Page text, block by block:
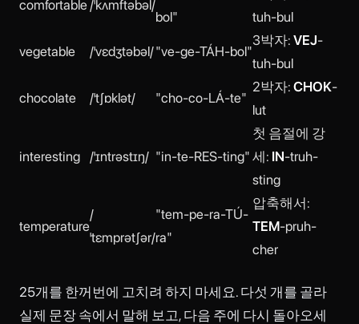
comfortable /ˈkʌmftəbəl/
bol"
tuh-bul
vegetable /ˈvɛdʒtəbəl/"ve-ge-TÁH-bol"
3박자: VEJ-
tuh-bul
chocolate /ˈtʃɒklət/ "cho-co-LÁ-te"
2박자: CHOK-
lut
interesting /ˈɪntrəstɪŋ/ "in-te-RES-ting"
첫 음절에 강
세: IN-truh-
sting
temperature
/
ˈtɛmprətʃər/
"tem-pe-ra-TÚ-
ra"
압축해서:
TEM-pruh-
cher
25개를 한꺼번에 고치려 하지 마세요. 다섯 개를 골라
실제 문장 속에서 말해 보고, 다음 주에 다시 돌아오세